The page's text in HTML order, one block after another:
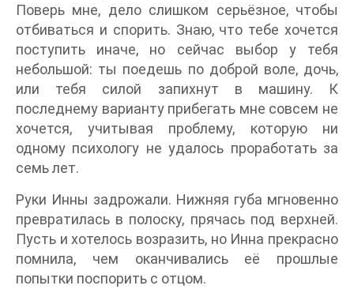
Поверь мне, дело слишком серьёзное, чтобы
отбиваться и спорить. Знаю, что тебе хочется
поступить иначе, но сейчас выбор у тебя
небольшой: ты поедешь по доброй воле, дочь,
или тебя силой запихнут в машину. К
последнему варианту прибегать мне совсем не
хочется, учитывая проблему, которую ни
одному психологу не удалось проработать за
семь лет.
Руки Инны задрожали. Нижняя губа мгновенно
превратилась в полоску, прячась под верхней.
Пусть и хотелось возразить, но Инна прекрасно
помнила, чем оканчивались её прошлые
попытки поспорить с отцом.